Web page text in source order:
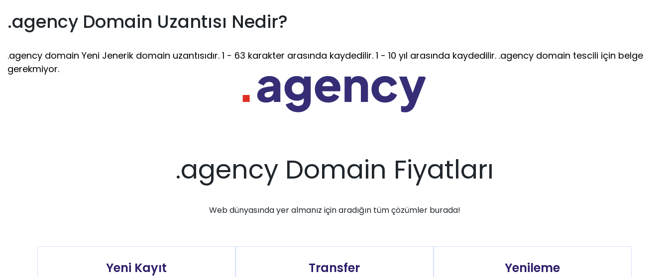
.agency Domain Uzantısı Nedir?
.agency domain Yeni Jenerik domain uzantısıdır. 1 - 63 karakter arasında kaydedilir. 1 - 10 yıl arasında kaydedilir. .agency domain tescili için belge
gerekmiyor.
.agency Domain Fiyatları
Web dünyasında yer almanız için aradığın tüm çözümler burada!
Yeni Kayıt Transfer Yenileme